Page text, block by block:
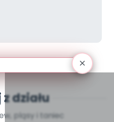
działu
pląsy i taniec